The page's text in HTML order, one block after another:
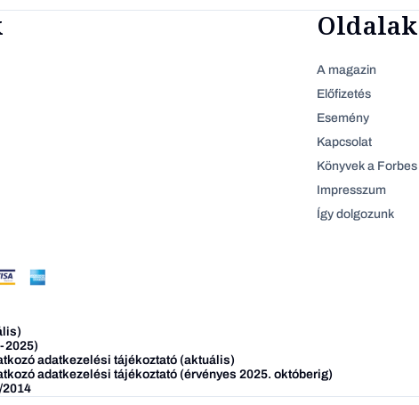
Oldalak
A magazin
Előfizetés
Esemény
Kapcsolat
Könyvek a
Impresszum
Így dolgozunk
2025)
adatkezelési tájékoztató (aktuális)
adatkezelési tájékoztató (érvényes 2025. októberig)